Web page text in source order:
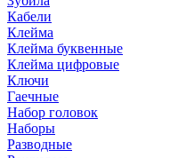
Кабели
Клейма
Клейма буквенные
Клейма цифровые
Ключи
Гаечные
Набор головок
Наборы
Разводные